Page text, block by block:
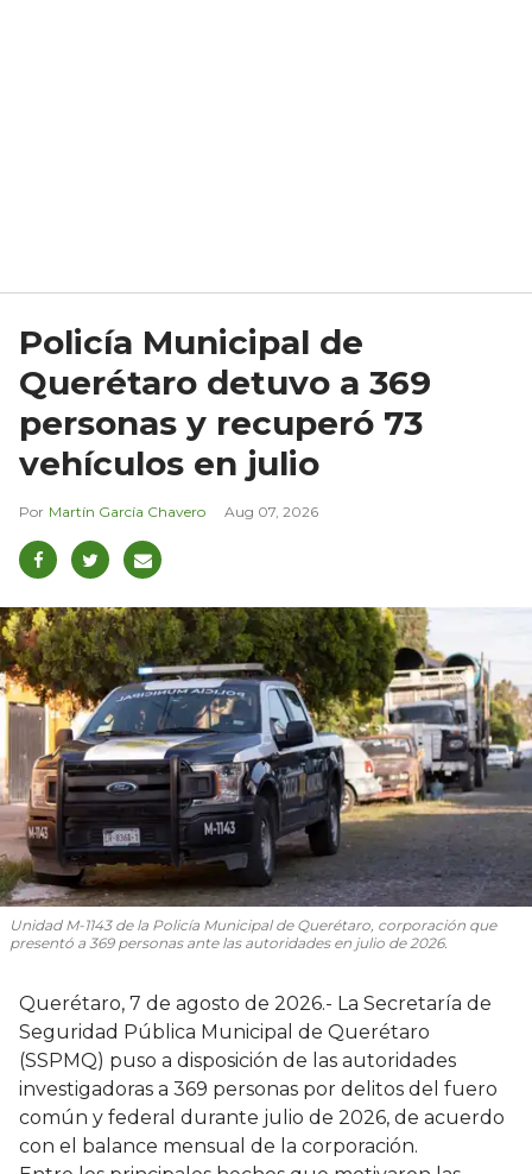
Policía Municipal de
Querétaro detuvo a 369
personas y recuperó 73
vehículos en julio
Martín García Chavero Aug 07, 2026
Unidad M-1143 de la Policía Municipal de Querétaro, corporación que
presentó a 369 personas ante las autoridades en julio de 2026.
Querétaro, 7 de agosto de 2026.- La Secretaría de
Seguridad Pública Municipal de Querétaro
(SSPMQ) puso a disposición de las autoridades
investigadoras a 369 personas por delitos del fuero
común y federal durante julio de 2026, de acuerdo
con el balance mensual de la corporación.